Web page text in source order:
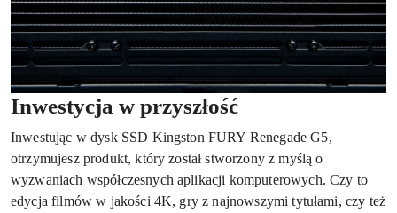
Inwestycja w przyszłość
Inwestując w dysk SSD Kingston FURY Renegade G5,
otrzymujesz produkt, który został stworzony z myślą o
wyzwaniach współczesnych aplikacji komputerowych. Czy to
edycja filmów w jakości 4K, gry z najnowszymi tytułami, czy też